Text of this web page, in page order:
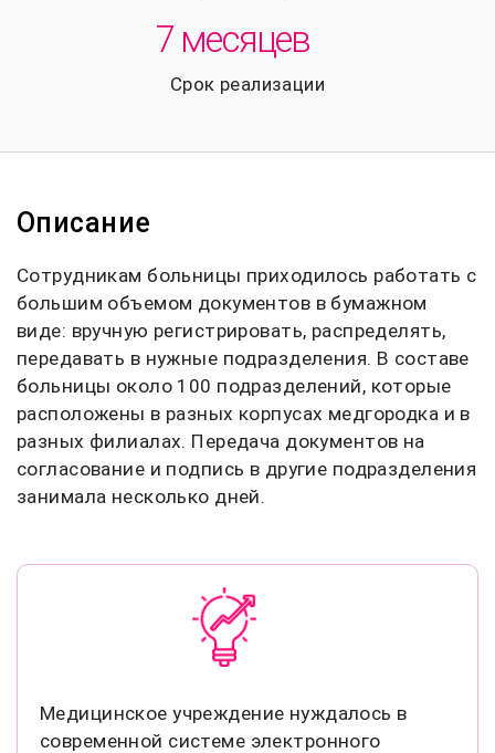
7 месяцев
Срок реализации
Описание
Сотрудникам больницы приходилось работать с
большим объемом документов в бумажном
виде: вручную регистрировать, распределять,
передавать в нужные подразделения. В составе
больницы около 100 подразделений, которые
расположены в разных корпусах медгородка и в
разных филиалах. Передача документов на
согласование и подпись в другие подразделения
занимала несколько дней.
Медицинское учреждение нуждалось в
современной системе электронного